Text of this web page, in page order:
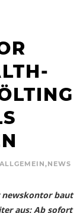
ALLGEMEIN,NEWS
newskontor baut
aus: Ab sofort